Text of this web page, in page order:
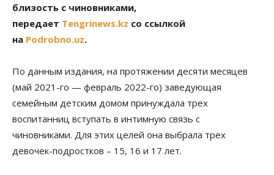
близость с чиновниками,
передает Tengrinews.kz со ссылкой
на Рodrobno.uz.
По данным издания, на протяжении десяти месяцев
(май 2021-го — февраль 2022-го) заведующая
семейным детским домом принуждала трех
воспитанниц вступать в интимную связь с
чиновниками. Для этих целей она выбрала трех
девочек-подростков – 15, 16 и 17 лет.